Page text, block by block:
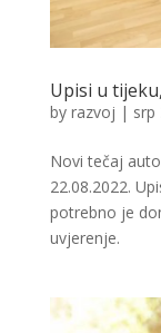
Upisi u
by razvoj | srp
Novi tečaj
22.08.2022.
potrebno je
uvjerenje.